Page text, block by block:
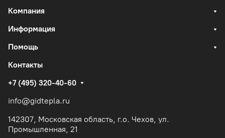
Компания
Информация
Помощь
Контакты
+7 (495) 320-40-60
info@gidtepla.ru
142307, Московская область, г.о. Чехов, ул.
Промышленная, 21